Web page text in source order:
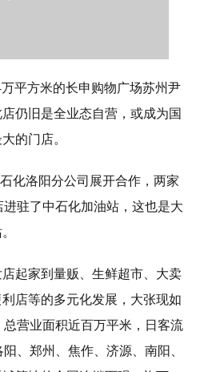
平方米的长申购物广场苏州尹
仍旧是全业态自营，或成为国
的门店。
化洛阳分公司展开合作，两家
驻了中石化加油站，这也是大
起家到量贩、生鲜超市、大卖
店等的多元化发展，大张现如
营业面积近百万平米，日客流
、郑州、焦作、济源、南阳、